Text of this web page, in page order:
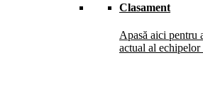
Clasament
Apasă aici pentru
actual al echipelor